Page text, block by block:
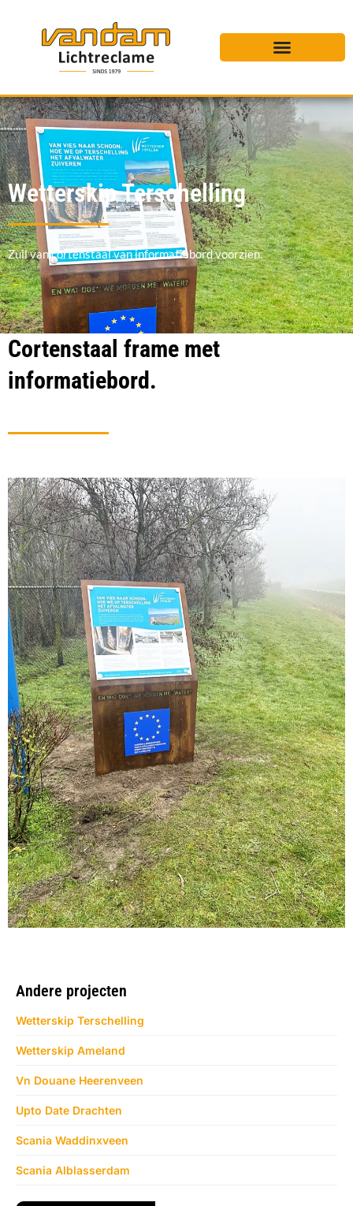
Wetterskip Terschelling
Zuil van cortenstaal van informatiebord voorzien.
Cortenstaal frame met
informatiebord.
Andere projecten
Wetterskip Terschelling
Wetterskip Ameland
Vn Douane Heerenveen
Upto Date Drachten
Scania Waddinxveen
Scania Alblasserdam